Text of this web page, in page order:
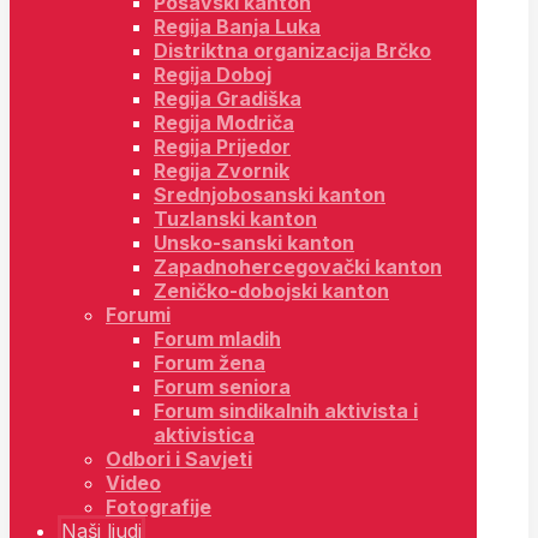
Regija Banja Luka
Distriktna organizacija Brčko
Regija Doboj
Regija Gradiška
Regija Modriča
Regija Prijedor
Regija Zvornik
Srednjobosanski kanton
Tuzlanski kanton
Unsko-sanski kanton
Zapadnohercegovački kanton
Zeničko-dobojski kanton
Forumi
Forum mladih
Forum žena
Forum seniora
Forum sindikalnih aktivista i
aktivistica
Odbori i Savjeti
Video
Fotografije
Naši ljudi